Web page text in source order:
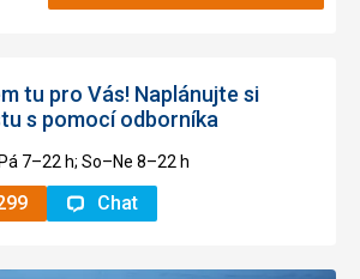
tu pro Vás! Naplánujte si
s pomocí odborníka
7–⁠⁠⁠⁠⁠⁠22 h; So–Ne 8–⁠⁠⁠⁠⁠⁠22 h
Chat